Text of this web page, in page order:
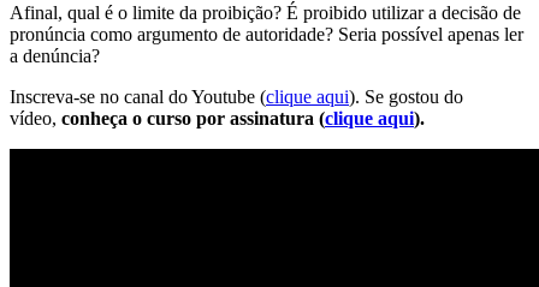
Afinal, qual é o limite da proibição? É proibido utilizar a decisão de
pronúncia como argumento de autoridade? Seria possível apenas ler
a denúncia?
Inscreva-se no canal do Youtube (clique aqui). Se gostou do
vídeo, conheça o curso por assinatura (clique aqui).